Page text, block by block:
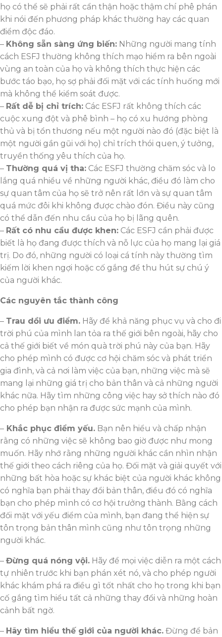
họ có thể sẽ phải rất cẩn thận hoặc thậm chí phê phán
khi nói đến phương pháp khác thường hay các quan
điểm độc đáo.
– Không sẵn sàng ứng biến: Những người mang tính
cách ESFJ thường không thích mạo hiểm ra bên ngoài
vùng an toàn của họ và không thích thực hiện các
bước táo bạo, họ sợ phải đối mặt với các tính huống mới
mà không thể kiểm soát được.
– Rất dễ bị chỉ trích: Các ESFJ rất không thích các
cuộc xung đột và phê bình – họ có xu hướng phòng
thủ và bị tổn thương nếu một người nào đó (đặc biệt là
một người gần gũi với họ) chỉ trích thói quen, ý tưởng,
truyền thống yêu thích của họ.
– Thường quá vị tha: Các ESFJ thường chăm sóc và lo
lắng quá nhiều về những người khác, điều đó làm cho
sự quan tâm của họ sẽ trở nên rất lớn và sự quan tâm
quá mức đôi khi không được chào đón. Điều này cũng
có thể dẫn đến nhu cầu của họ bị lãng quên.
– Rất có nhu cầu được khen: Các ESFJ cần phải được
biết là họ đang được thích và nỗ lực của họ mang lại giá
trị. Do đó, những người có loại cá tính này thường tìm
kiếm lời khen ngợi hoặc cố gắng để thu hút sự chú ý
của người khác.
Các nguyên tắc thành công
– Trau dồi ưu điểm. Hãy để khả năng phục vụ và cho đi
trời phú của mình lan tỏa ra thế giới bên ngoài, hãy cho
cả thế giới biết về món quà trời phú này của bạn. Hãy
cho phép mình có được cơ hội chăm sóc và phát triển
gia đình, và cả nơi làm việc của bạn, những việc mà sẽ
mang lại những giá trị cho bản thân và cả những người
khác nữa. Hãy tìm những công việc hay sở thích nào đó
cho phép bạn nhận ra được sức mạnh của mình.
– Khắc phục điểm yếu. Bạn nên hiểu và chấp nhận
rằng có những việc sẽ không bao giờ được như mong
muốn. Hãy nhớ rằng những người khác cần nhìn nhận
thế giới theo cách riêng của họ. Đối mặt và giải quyết với
những bất hòa hoặc sự khác biệt của người khác không
có nghĩa bạn phải thay đổi bản thân, điều đó có nghĩa
bạn cho phép mình có cơ hội trưởng thành. Bằng cách
đối mặt với yếu điểm của mình, bạn đang thể hiện sự
tôn trọng bản thân mình cũng như tôn trọng những
người khác.
– Đừng quá nóng vội. Hãy để mọi việc diễn ra một cách
tự nhiên trước khi bạn phán xét nó, và cho phép người
khác khám phá ra điều gì tốt nhất cho họ trong khi bạn
cố gắng tìm hiểu tất cả những thay đổi và những hoàn
cảnh bất ngờ.
– Hãy tìm hiểu thế giới của người khác. Đừng để bản